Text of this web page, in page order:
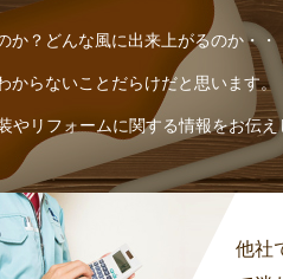
？どんな風に出来上がるのか・・
らないことだらけだと思います。
やリフォームに関する情報をお伝
他社